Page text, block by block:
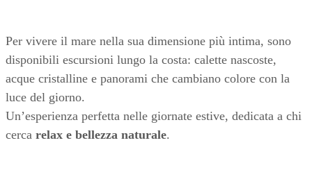
Per vivere il mare nella sua dimensione più intima, sono
disponibili escursioni lungo la costa: calette nascoste,
acque cristalline e panorami che cambiano colore con la
luce del giorno.
Un’esperienza perfetta nelle giornate estive, dedicata a chi
cerca relax e bellezza naturale.